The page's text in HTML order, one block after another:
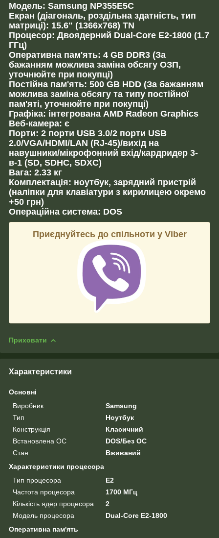
Модель: Samsung NP355E5C
Екран (діагональ, роздільна здатність, тип
матриці): 15.6" (1366x768) TN
Процесор: Двоядерний Dual-Core E2-1800 (1.7
ГГц)
Оперативна пам'ять: 4 GB DDR3 (За
бажанням можлива заміна обсягу ОЗП,
уточнюйте при покупці)
Постійна пам'ять: 500 GB HDD (За бажанням
можлива заміна обсягу та типу постійної
пам'яті, уточнюйте при покупці)
Графіка: інтегрована AMD Radeon Graphics
Веб-камера: є
Порти: 2 порти USB 3.0/2 порти USB
2.0/VGA/HDMI/LAN (RJ-45)/вихід на
навушники/мікрофонний вхід/кардридер 3-
в-1 (SD, SDHC, SDXC)
Вага: 2.33 кг
Комплектація: ноутбук, зарядний пристрій
(наліпки для клавіатури з кирилицею окремо
+50 грн)
Операційна система: DOS
Приєднуйтесь до спільноти у Viber
Приховати
Характеристики
Основні
Виробник
Samsung
Тип
Ноутбук
Конструкція
Класичний
Встановлена ОС
DOS/Без ОС
Стан
Вживаний
Характеристики процесора
Тип процесора
E2
Частота процесора
1700 МГц
Кількість ядер процесора
2
Модель процесора
Dual-Core E2-1800
Оперативна пам'ять